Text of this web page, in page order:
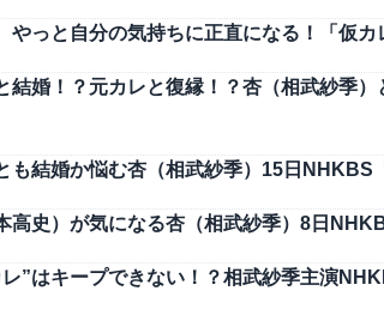
やっと自分の気持ちに正直になる！「仮
結婚！？元カレと復縁！？杏（相武紗季
も結婚か悩む杏（相武紗季）15日NHKBS
高史）が気になる杏（相武紗季）8日
”はキープできない！？相武紗季主演